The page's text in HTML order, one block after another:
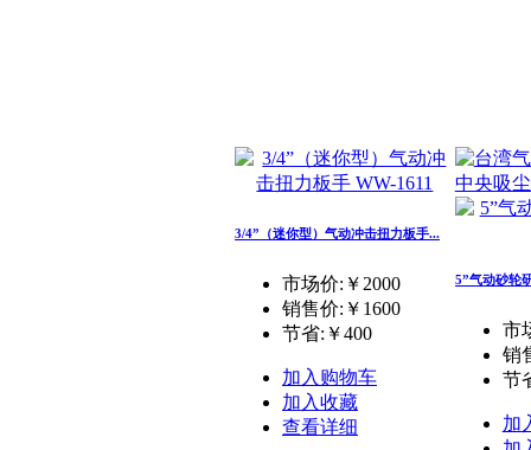
3/4”（迷你型）气动冲击扭力板手...
市场价:￥2000
销售价: ￥1600
节省: ￥400
加入购物车
加入收藏
查看详细
中央吸
5”气动砂轮
市
销
节
加